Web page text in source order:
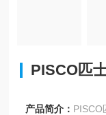
PISCO匹
产品简介： PISCO